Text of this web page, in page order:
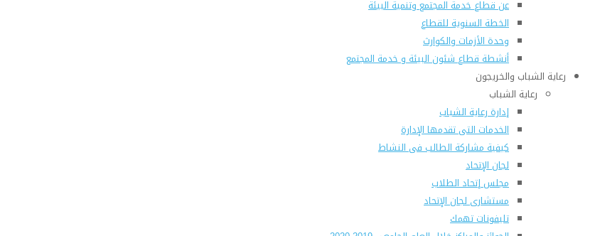
عن قطاع خدمة المجتمع وتنمية البيئة
الخطة السنوية للقطاع
وحدة الأزمات والكوارث
أنشطة قطاع شئون البيئة و خدمة المجتمع
رعاية الشباب والخريجون
رعاية الشباب
إدارة رعاية الشباب
الخدمات التى تقدمها الإدارة
كيفية مشاركة الطالب فى النشاط
لجان الإتحاد
مجلس إتحاد الطلاب
مستشارى لجان الإتحاد
تليفونات تهمك